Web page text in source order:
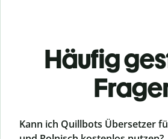
Häufig
Kann ich Quillbots Übersetzer